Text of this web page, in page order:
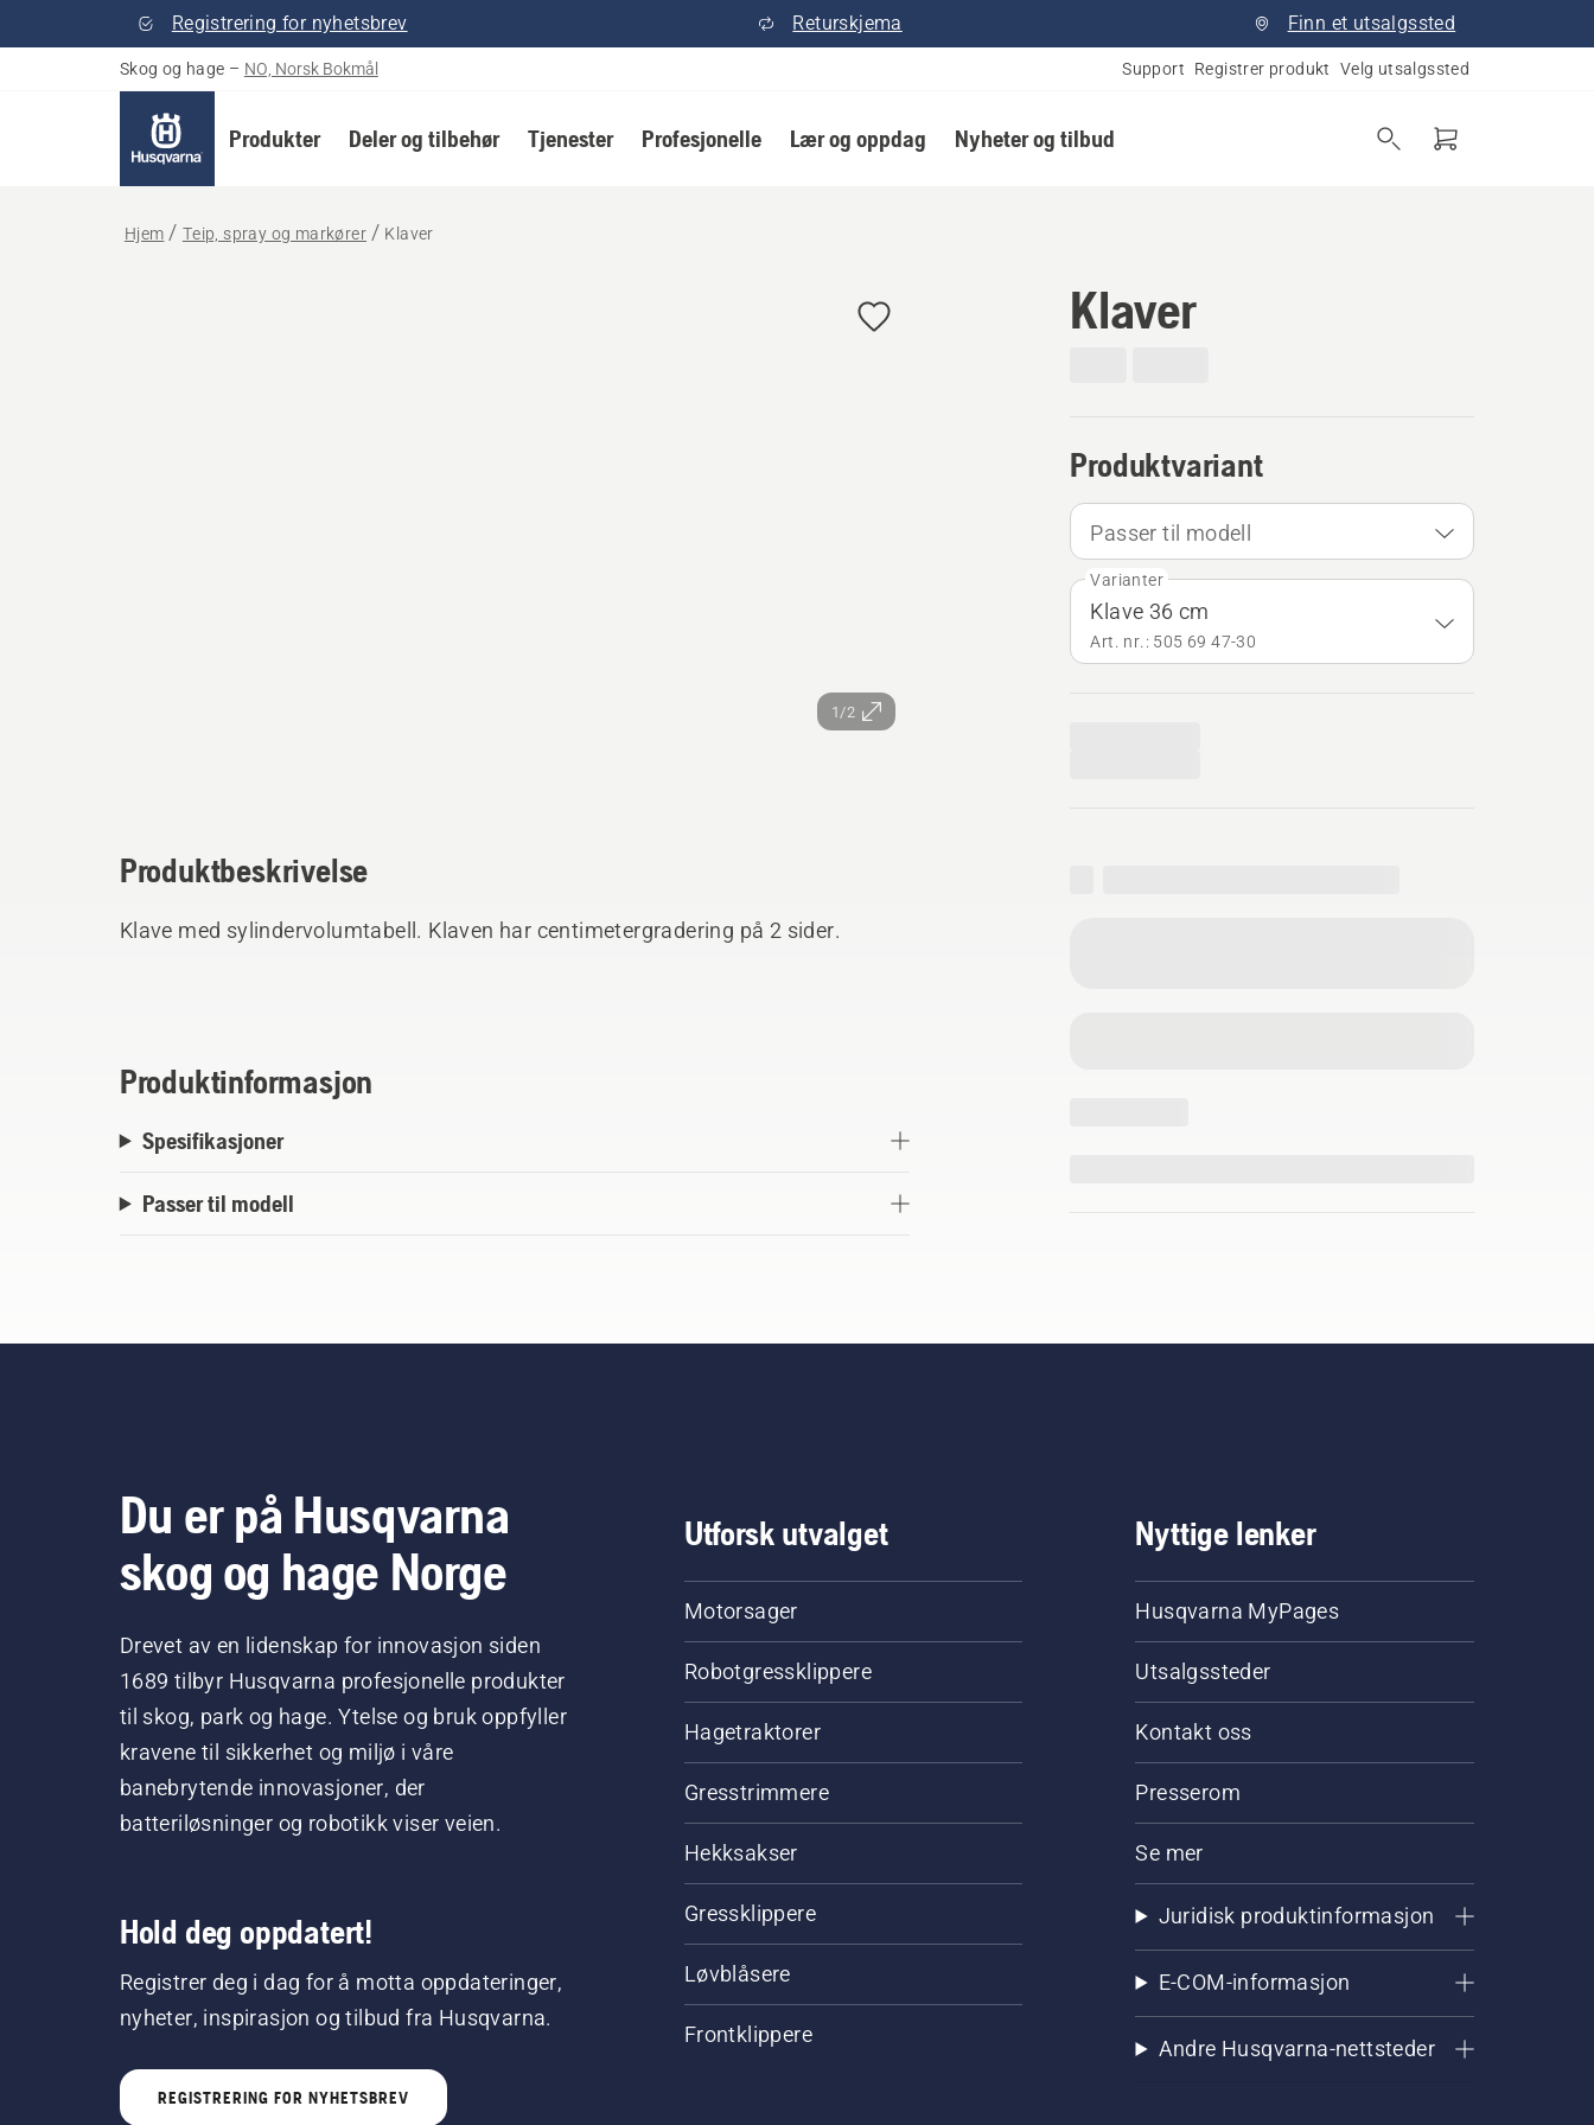
Registrering for nyhetsbrev Returskjema Finn et utsalgssted
Skog og hage – NO, Norsk Bokmål Support Registrer produkt Velg utsalgssted
Produkter Deler og tilbehør Tjenester Profesjonelle Lær og oppdag Nyheter og tilbud
Hjem Teip, spray og markører Klaver
1/2
Klaver
Produktvariant
Passer til modell
Varianter
Klave 36 cm
Art. nr.: 505 69 47‑30
Produktbeskrivelse
Klave med sylindervolumtabell. Klaven har centimetergradering på 2 sider.
Produktinformasjon
Spesifikasjoner
Passer til modell
Du er på Husqvarna
skog og hage Norge
Drevet av en lidenskap for innovasjon siden
1689 tilbyr Husqvarna profesjonelle produkter
til skog, park og hage. Ytelse og bruk oppfyller
kravene til sikkerhet og miljø i våre
banebrytende innovasjoner, der
batteriløsninger og robotikk viser veien.
Hold deg oppdatert!
Registrer deg i dag for å motta oppdateringer,
nyheter, inspirasjon og tilbud fra Husqvarna.
REGISTRERING FOR NYHETSBREV
Utforsk utvalget
Motorsager
Robotgressklippere
Hagetraktorer
Gresstrimmere
Hekksakser
Gressklippere
Løvblåsere
Frontklippere
Nyttige lenker
Husqvarna MyPages
Utsalgssteder
Kontakt oss
Presserom
Se mer
Juridisk produktinformasjon
E-COM-informasjon
Andre Husqvarna-nettsteder